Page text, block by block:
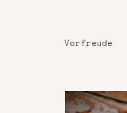
Vorfreude